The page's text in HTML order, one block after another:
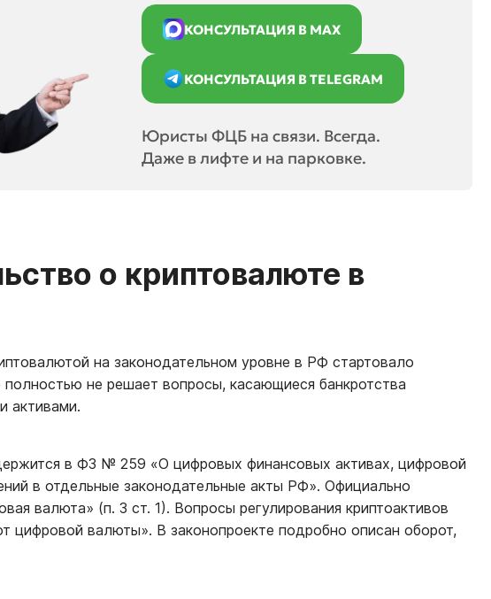
КОНСУЛЬТАЦИЯ В MAX
КОНСУЛЬТАЦИЯ В TELEGRAM
Юристы ФЦБ на связи. Всегда.
Даже в лифте и на парковке.
о криптовалюте в
на законодательном уровне в РФ стартовало
не решает вопросы, касающиеся банкротства
активами.
в ФЗ № 259 «О цифровых финансовых активах, цифровой
в отдельные законодательные акты РФ». Официально
валюта» (п. 3 ст. 1). Вопросы регулирования криптоактивов
цифровой валюты». В законопроекте подробно описан оборот,